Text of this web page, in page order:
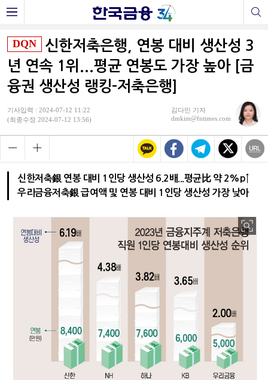
DQN
신한저축은행, 연봉 대비 생산성 3
년 연속 1위...평균 연봉도 가장 높아 [금
융권 생산성 랭킹-저축은행]
기사입력 : 2024-07-12 11:22
(최종수정 2024-07-12 13:56)
김다민 기자
dmkim@fntimes.com
신한저축銀 연봉 대비 1인당 생산성 6.2배...평균比 약 2%p↑
우리금융저축銀 급여액 및 연봉 대비 1인당 생산성 가장 낮아